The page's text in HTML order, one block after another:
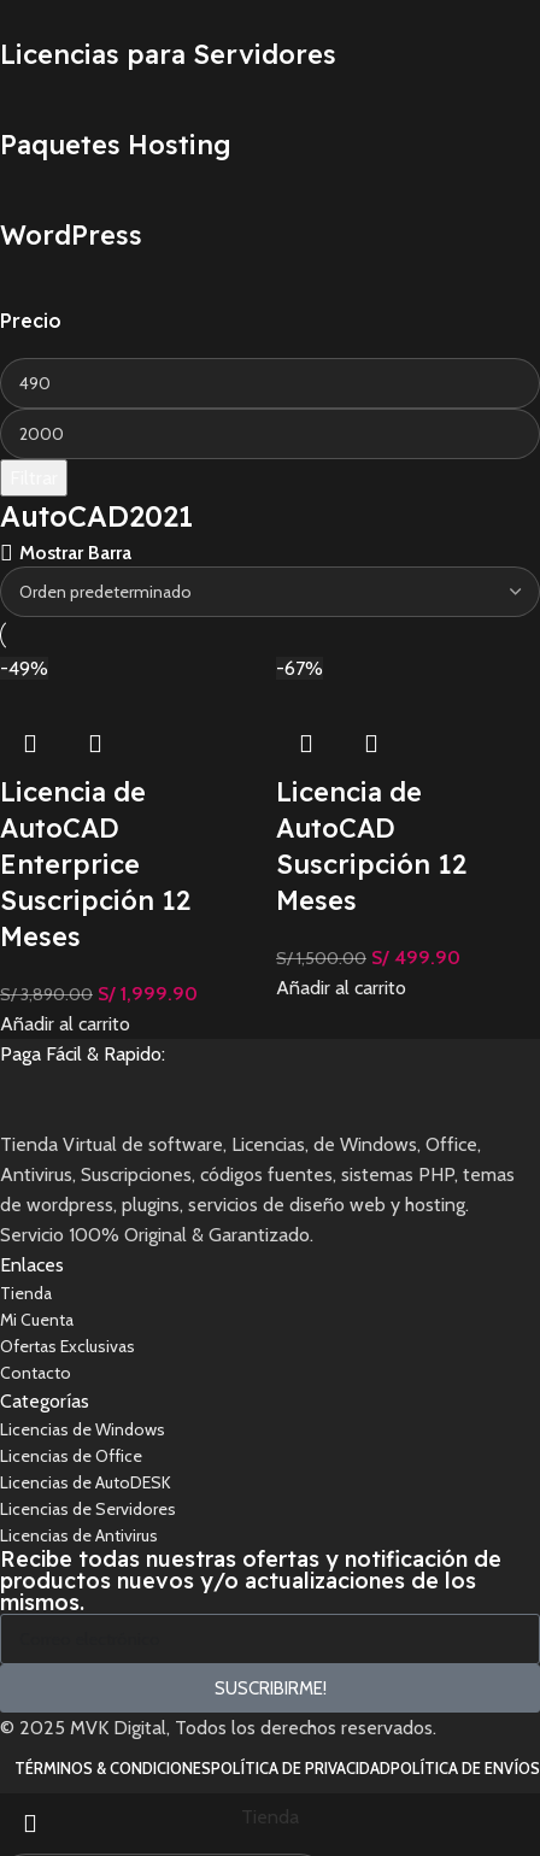
Licencias para Servidores
Paquetes Hosting
WordPress
Precio
AutoCAD2021
Mostrar Barra
-49%
Licencia de
AutoCAD
Enterprice
Suscripción 12
Meses
S/3,890.00 S/ 1,999.90
Añadir al carrito
-67%
Licencia de
AutoCAD
Suscripción 12
Meses
S/1,500.00 S/ 499.90
Añadir al carrito
Paga Fácil & Rapido:
Tienda Virtual de software, Licencias, de Windows, Office,
Antivirus, Suscripciones, códigos fuentes, sistemas PHP, temas
de wordpress, plugins, servicios de diseño web y hosting.
Servicio 100% Original & Garantizado.
Enlaces
Tienda
Mi Cuenta
Ofertas Exclusivas
Contacto
Categorías
Licencias de Windows
Licencias de Office
Licencias de AutoDESK
Licencias de Servidores
Licencias de Antivirus
Recibe todas nuestras ofertas y notificación de
productos nuevos y/o actualizaciones de los
mismos.
SUSCRIBIRME!
© 2025 MVK Digital, Todos los derechos reservados.
TÉRMINOS & CONDICIONESPOLÍTICA DE PRIVACIDADPOLÍTICA DE ENVÍOS
Tienda